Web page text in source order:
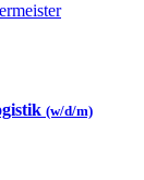
(w/d/m)